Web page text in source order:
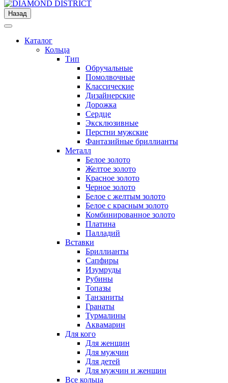
Назад
Каталог
Кольца
Тип
Обручальные
Помолвочные
Классические
Дизайнерские
Дорожка
Сердце
Эксклюзивные
Перстни мужские
Фантазийные бриллианты
Металл
Белое золото
Желтое золото
Красное золото
Черное золото
Белое с желтым золото
Белое с красным золото
Комбинированное золото
Платина
Палладий
Вставки
Бриллианты
Сапфиры
Изумруды
Рубины
Топазы
Танзаниты
Гранаты
Турмалины
Аквамарин
Для кого
Для женщин
Для мужчин
Для детей
Для мужчин и женщин
Все кольца